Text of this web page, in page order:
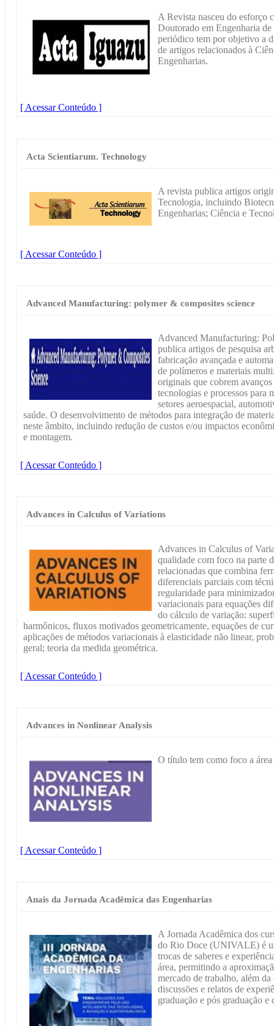
A Revista nasceu do esforço
Doutorado em Engenharia
periódico tem por objetivo a
de artigos relacionados à
Engenharias.
[ Acessar Conteúdo ]
Acta Scientiarum. Technology
A revista publica artigos
Tecnologia, incluindo
Engenharias; Ciência e
[ Acessar Conteúdo ]
Advanced Manufacturing: polymer & composites science
Advanced Manufacturing:
publica artigos de pesquisa
fabricação avançada e
de polímeros e materiais
originais que cobrem
tecnologias e processos para
setores aeroespacial,
saúde. O desenvolvimento de métodos para integração de
neste âmbito, incluindo redução de custos e/ou impactos
e montagem.
[ Acessar Conteúdo ]
Advances in Calculus of Variations
Advances in Calculus of
qualidade com foco na parte
relacionadas que combina
diferenciais parciais com
regularidade para
variacionais para equações
do cálculo de variação:
harmônicos, fluxos motivados geometricamente, equações de
aplicações de métodos variacionais à elasticidade não linear,
geral; teoria da medida geométrica.
[ Acessar Conteúdo ]
Advances in Nonlinear Analysis
O título tem como foco a
[ Acessar Conteúdo ]
Anais da Jornada Acadêmica das Engenharias
A Jornada Acadêmica dos
do Rio Doce (UNIVALE) é
trocas de saberes e
área, permitindo a
mercado de trabalho, além
discussões e relatos de
graduação e pós graduação e